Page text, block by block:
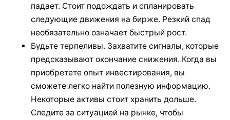
падает. Стоит подождать и спланировать
следующие движения на бирже. Резкий спад
необязательно означает быстрый рост.
Будьте терпеливы. Захватите сигналы, которые
предсказывают окончание снижения. Когда вы
приобретете опыт инвестирования, вы
сможете легко найти полезную информацию.
Некоторые активы стоит хранить дольше.
Следите за ситуацией на рынке, чтобы